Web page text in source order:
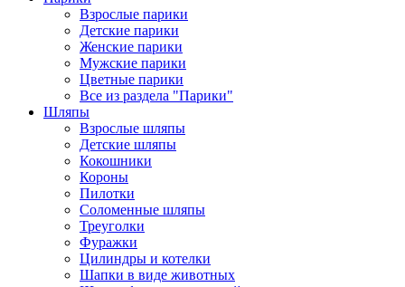
Взрослые парики
Детские парики
Женские парики
Мужские парики
Цветные парики
Все из раздела "Парики"
Шляпы
Взрослые шляпы
Детские шляпы
Кокошники
Короны
Пилотки
Соломенные шляпы
Треуголки
Фуражки
Цилиндры и котелки
Шапки в виде животных